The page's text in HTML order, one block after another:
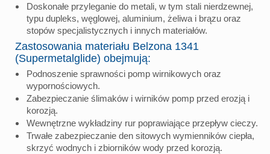
Doskonałe przyleganie do metali, w tym stali nierdzewnej,
typu dupleks, węglowej, aluminium, żeliwa i brązu oraz
stopów specjalistycznych i innych materiałów.
Zastosowania materiału Belzona 1341
(Supermetalglide) obejmują:
Podnoszenie sprawności pomp wirnikowych oraz
wypornościowych.
Zabezpieczanie ślimaków i wirników pomp przed erozją i
korozją.
Wewnętrzne wykładziny rur poprawiające przepływ cieczy.
Trwałe zabezpieczanie den sitowych wymienników ciepła,
skrzyć wodnych i zbiorników wody przed korozją.